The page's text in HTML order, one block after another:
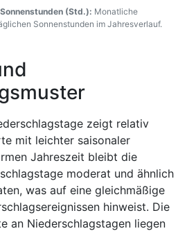
(Std.): Monatliche
Sonnenstunden im Jahresverlauf.
zeigt relativ
mit leichter saisonaler
Jahreszeit bleibt die
moderat und ähnlich
was auf eine gleichmäßige
hinweist. Die
an Niederschlagstagen liegen